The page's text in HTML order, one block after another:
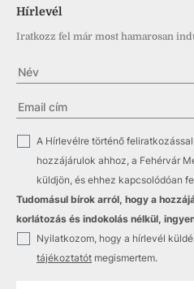
Hírlevél
Iratkozz fel már most hamarosan
A Hírlevélre történő
hozzájárulok ahhoz, a Fehérvár
küldjön, és ehhez kapcsolódóan
Tudomásul bírok arról, hogy a
korlátozás és indokolás nélkül,
Nyilatkozom, hogy a hírlevél
tájékoztatót megismertem.